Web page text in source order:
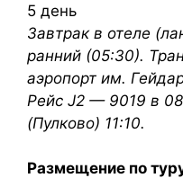
5 день
Завтрак в отеле
ранний (05:30).
аэропорт им.
Рейс J2 — 9019 в
(Пулково) 11:10.
Размещение по